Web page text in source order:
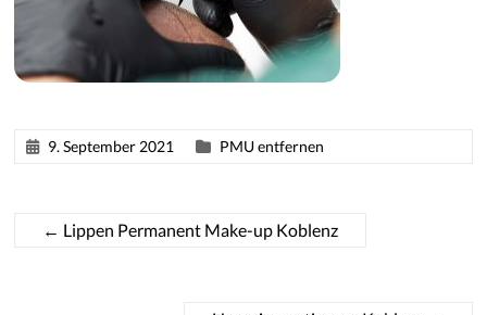
9. September 2021 PMU entfernen
← Lippen Permanent Make-up Koblenz